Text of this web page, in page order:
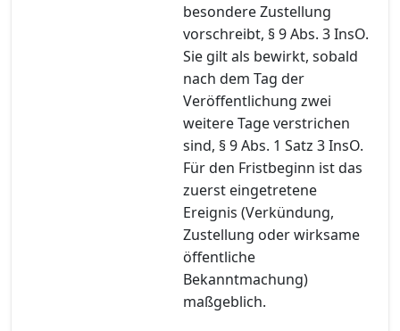
besondere Zustellung
vorschreibt, § 9 Abs. 3 InsO.
Sie gilt als bewirkt, sobald
nach dem Tag der
Veröffentlichung zwei
weitere Tage verstrichen
sind, § 9 Abs. 1 Satz 3 InsO.
Für den Fristbeginn ist das
zuerst eingetretene
Ereignis (Verkündung,
Zustellung oder wirksame
öffentliche
Bekanntmachung)
maßgeblich.